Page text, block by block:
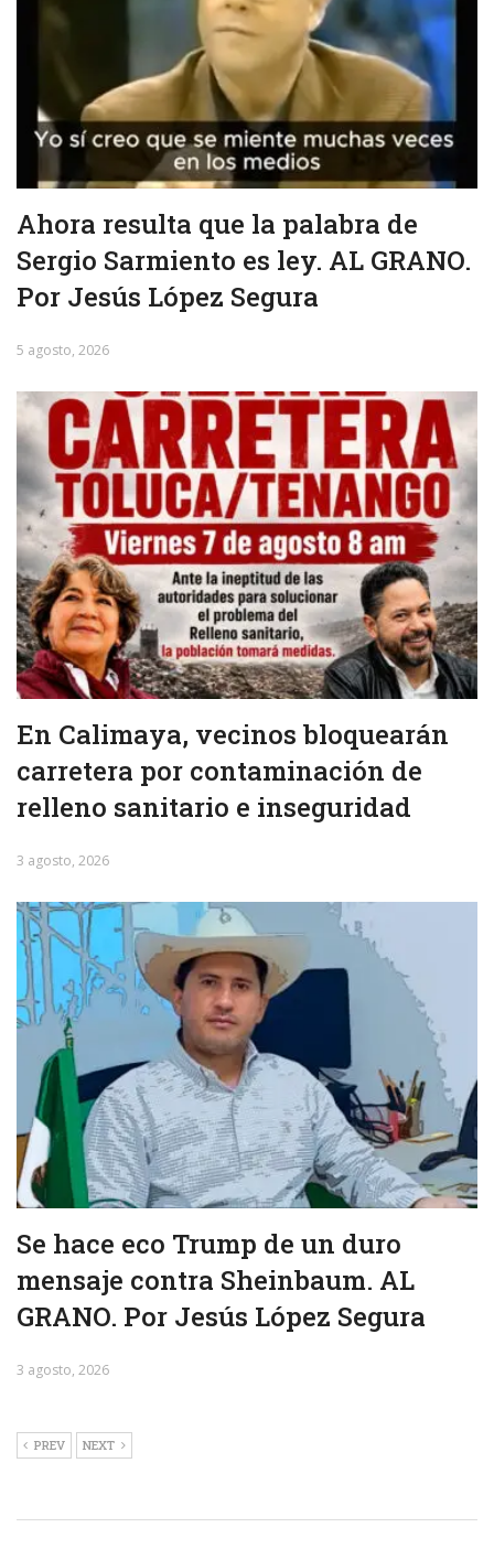
Ahora resulta que la palabra de
Sergio Sarmiento es ley. AL GRANO.
Por Jesús López Segura
5 agosto, 2026
En Calimaya, vecinos bloquearán
carretera por contaminación de
relleno sanitario e inseguridad
3 agosto, 2026
Se hace eco Trump de un duro
mensaje contra Sheinbaum. AL
GRANO. Por Jesús López Segura
3 agosto, 2026
PREV NEXT